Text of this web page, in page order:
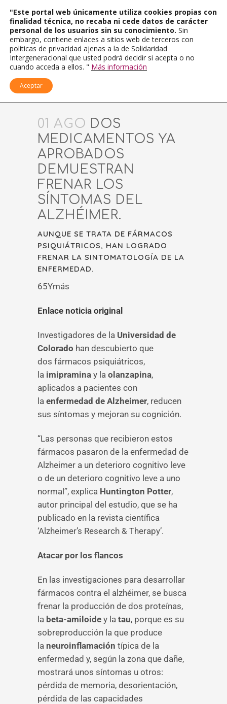
01 AGO DOS
MEDICAMENTOS YA
APROBADOS
DEMUESTRAN
FRENAR LOS
SÍNTOMAS DEL
ALZHÉIMER.
AUNQUE SE TRATA DE FÁRMACOS
PSIQUIÁTRICOS, HAN LOGRADO
FRENAR LA SINTOMATOLOGÍA DE LA
ENFERMEDAD.
65Ymás
Enlace noticia original
Investigadores de la Universidad de
Colorado han descubierto que
dos fármacos psiquiátricos,
la imipramina y la olanzapina,
aplicados a pacientes con
la enfermedad de Alzheimer, reducen
sus síntomas y mejoran su cognición.
“Las personas que recibieron estos
fármacos pasaron de la enfermedad de
Alzheimer a un deterioro cognitivo leve
o de un deterioro cognitivo leve a uno
normal”, explica Huntington Potter,
autor principal del estudio, que se ha
publicado en la revista científica
‘Alzheimer’s Research & Therapy’.
Atacar por los flancos
En las investigaciones para desarrollar
fármacos contra el alzhéimer, se busca
frenar la producción de dos proteínas,
la beta-amiloide y la tau, porque es su
sobreproducción la que produce
la neuroinflamación típica de la
enfermedad y, según la zona que dañe,
mostrará unos síntomas u otros:
pérdida de memoria, desorientación,
pérdida de las capacidades
"Este portal web únicamente utiliza cookies propias con
finalidad técnica, no recaba ni cede datos de carácter
personal de los usuarios sin su conocimiento. Sin
embargo, contiene enlaces a sitios web de terceros con
políticas de privacidad ajenas a la de Solidaridad
Intergeneracional que usted podrá decidir si acepta o no
cuando acceda a ellos. " Más información
Aceptar